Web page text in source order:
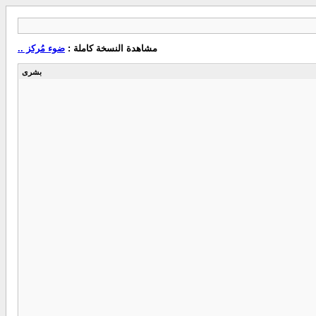
مشاهدة النسخة كاملة : ضوء مُركز ..
بشرى